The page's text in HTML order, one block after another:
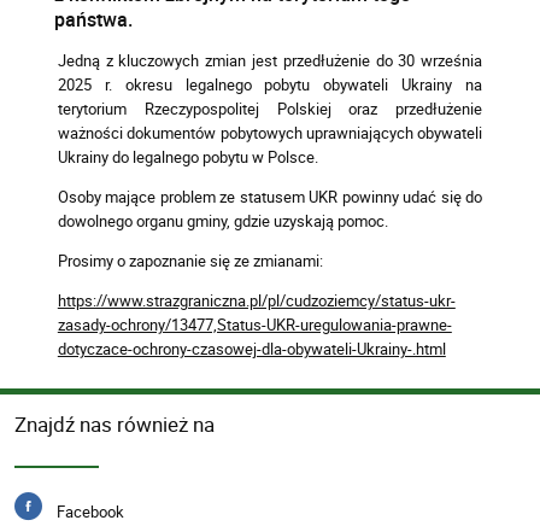
państwa.
Jedną z kluczowych zmian jest przedłużenie do 30 września
2025 r. okresu legalnego pobytu obywateli Ukrainy na
terytorium Rzeczypospolitej Polskiej oraz przedłużenie
ważności dokumentów pobytowych uprawniających obywateli
Ukrainy do legalnego pobytu w Polsce.
Osoby mające problem ze statusem UKR powinny udać się do
dowolnego organu gminy, gdzie uzyskają pomoc.
Prosimy o zapoznanie się ze zmianami:
https://www.strazgraniczna.pl/pl/cudzoziemcy/status-ukr-
zasady-ochrony/13477,Status-UKR-uregulowania-prawne-
dotyczace-ochrony-czasowej-dla-obywateli-Ukrainy-.html
Znajdź nas również na
Facebook